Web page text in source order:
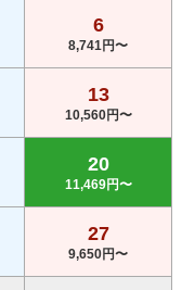
6
8,741円〜
13
10,560円〜
20
11,469円〜
27
9,650円〜